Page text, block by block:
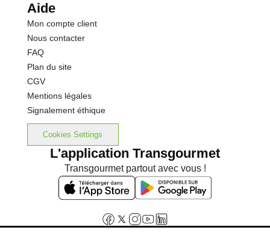
Aide
Mon compte client
Nous contacter
FAQ
Plan du site
CGV
Mentions légales
Signalement éthique
Cookies Settings
L'application Transgourmet
Transgourmet partout avec vous !